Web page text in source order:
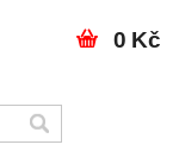
0 Kč